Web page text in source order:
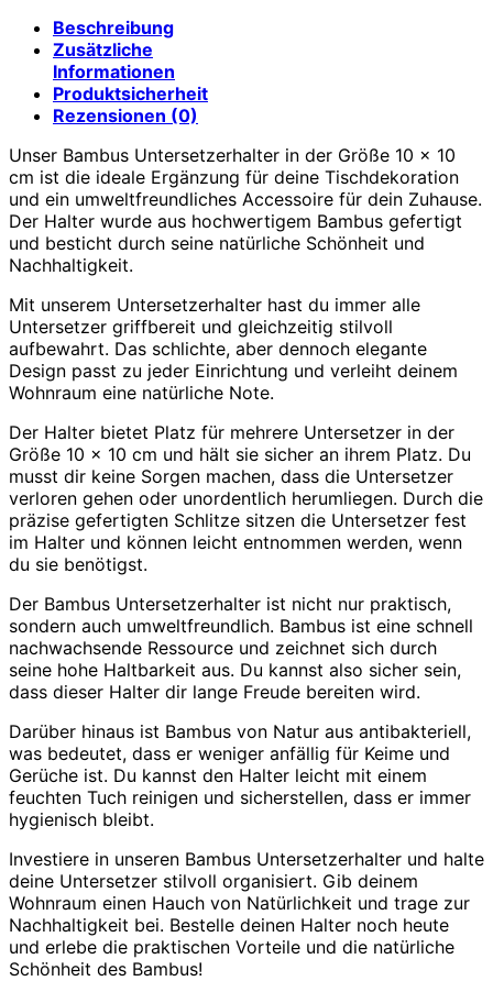
Beschreibung
Zusätzliche
Informationen
Produktsicherheit
Rezensionen (0)
Unser Bambus Untersetzerhalter in der Größe 10 x 10
cm ist die ideale Ergänzung für deine Tischdekoration
und ein umweltfreundliches Accessoire für dein Zuhause.
Der Halter wurde aus hochwertigem Bambus gefertigt
und besticht durch seine natürliche Schönheit und
Nachhaltigkeit.
Mit unserem Untersetzerhalter hast du immer alle
Untersetzer griffbereit und gleichzeitig stilvoll
aufbewahrt. Das schlichte, aber dennoch elegante
Design passt zu jeder Einrichtung und verleiht deinem
Wohnraum eine natürliche Note.
Der Halter bietet Platz für mehrere Untersetzer in der
Größe 10 x 10 cm und hält sie sicher an ihrem Platz. Du
musst dir keine Sorgen machen, dass die Untersetzer
verloren gehen oder unordentlich herumliegen. Durch die
präzise gefertigten Schlitze sitzen die Untersetzer fest
im Halter und können leicht entnommen werden, wenn
du sie benötigst.
Der Bambus Untersetzerhalter ist nicht nur praktisch,
sondern auch umweltfreundlich. Bambus ist eine schnell
nachwachsende Ressource und zeichnet sich durch
seine hohe Haltbarkeit aus. Du kannst also sicher sein,
dass dieser Halter dir lange Freude bereiten wird.
Darüber hinaus ist Bambus von Natur aus antibakteriell,
was bedeutet, dass er weniger anfällig für Keime und
Gerüche ist. Du kannst den Halter leicht mit einem
feuchten Tuch reinigen und sicherstellen, dass er immer
hygienisch bleibt.
Investiere in unseren Bambus Untersetzerhalter und halte
deine Untersetzer stilvoll organisiert. Gib deinem
Wohnraum einen Hauch von Natürlichkeit und trage zur
Nachhaltigkeit bei. Bestelle deinen Halter noch heute
und erlebe die praktischen Vorteile und die natürliche
Schönheit des Bambus!